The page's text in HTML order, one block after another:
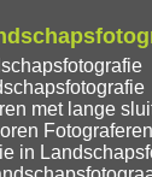
met lange
Fotograferen
in